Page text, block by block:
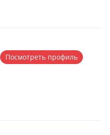
Посмотреть профиль